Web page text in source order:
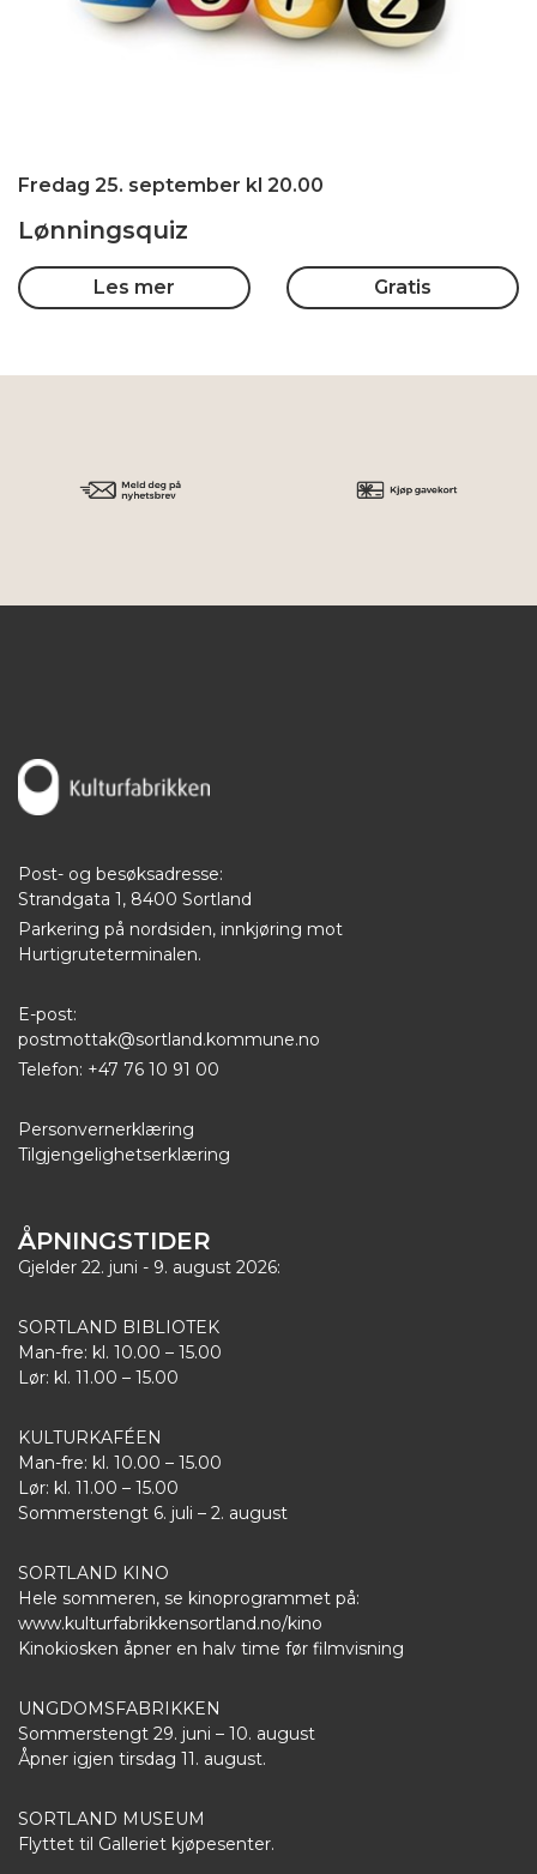
Fredag 25. september kl 20.00
Lønningsquiz
Les mer Gratis
Post- og besøksadresse:
Strandgata 1, 8400 Sortland
Parkering på nordsiden, innkjøring mot
Hurtigruteterminalen.
E-post:
postmottak@sortland.kommune.no
Telefon: +47 76 10 91 00
Personvernerklæring
Tilgjengelighetserklæring
ÅPNINGSTIDER
Gjelder 22. juni - 9. august 2026:
SORTLAND BIBLIOTEK
Man-fre: kl. 10.00 – 15.00
Lør: kl. 11.00 – 15.00
KULTURKAFÉEN
Man-fre: kl. 10.00 – 15.00
Lør: kl. 11.00 – 15.00
Sommerstengt 6. juli – 2. august
SORTLAND KINO
Hele sommeren, se kinoprogrammet på:
www.kulturfabrikkensortland.no/kino
Kinokiosken åpner en halv time før filmvisning
UNGDOMSFABRIKKEN
Sommerstengt 29. juni – 10. august
Åpner igjen tirsdag 11. august.
SORTLAND MUSEUM
Flyttet til Galleriet kjøpesenter.